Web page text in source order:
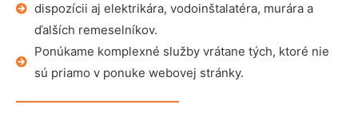
dispozícii aj elektrikára, vodoinštalatéra, murára a
ďalších remeselníkov.
Ponúkame komplexné služby vrátane tých, ktoré nie
sú priamo v ponuke webovej stránky.